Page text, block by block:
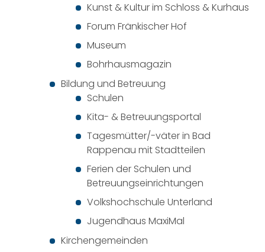
Kunst & Kultur im Schloss & Kurhaus
Forum Fränkischer Hof
Museum
Bohrhausmagazin
Bildung und Betreuung
Schulen
Kita- & Betreuungsportal
Tagesmütter/-väter in Bad
Rappenau mit Stadtteilen
Ferien der Schulen und
Betreuungseinrichtungen
Volkshochschule Unterland
Jugendhaus MaxiMal
Kirchengemeinden